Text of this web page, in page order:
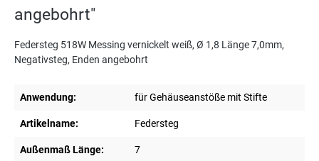
angebohrt"
Federsteg 518W Messing vernickelt weiß, Ø 1,8 Länge 7,0mm,
Negativsteg, Enden angebohrt
Anwendung: für Gehäuseanstöße mit Stifte
Artikelname: Federsteg
Außenmaß Länge: 7